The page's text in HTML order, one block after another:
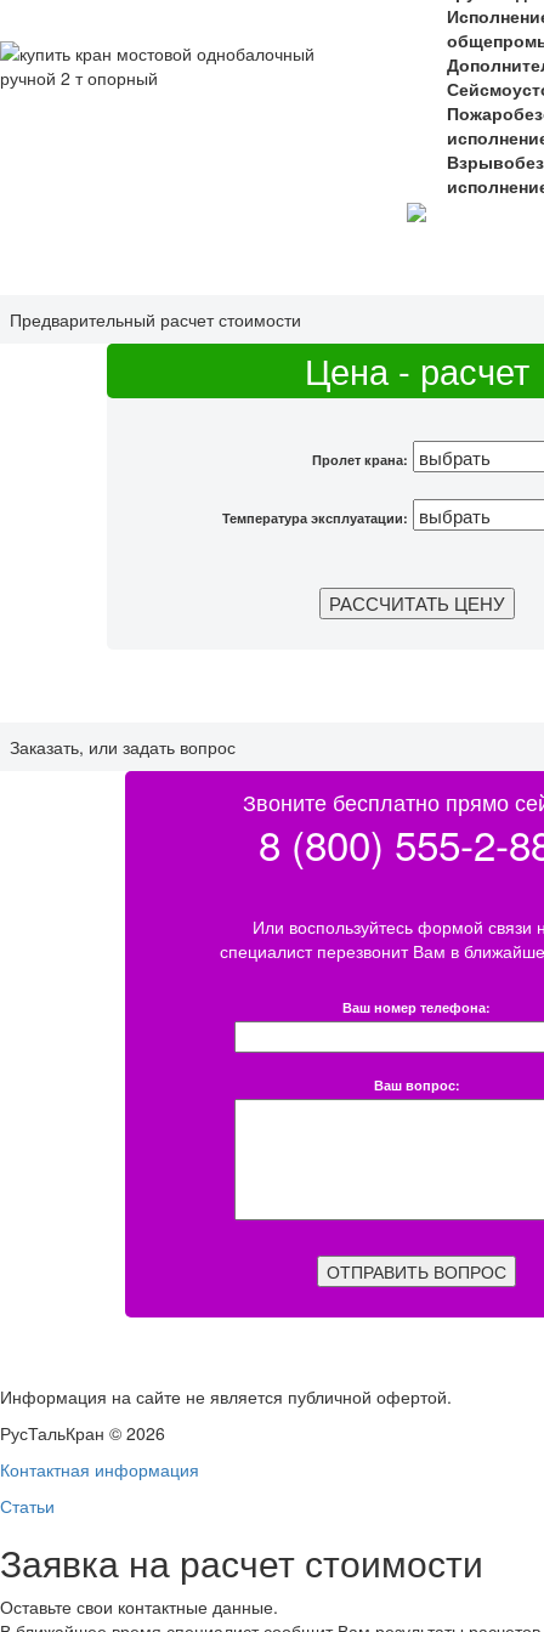
Предварительный расчет стоимости
Цена - расчет
Пролет крана:
Температура эксплуатации:
Заказать, или задать вопрос
Звоните бесплатно прямо
8 (800) 555-2-
Или воспользуйтесь формой связи
специалист перезвонит Вам в
Ваш номер телефона:
Ваш вопрос:
ОТПРАВИТЬ ВОПРОС
Информация на сайте не является публичной офертой.
РусТальКран © 2026
Контактная информация
Статьи
Заявка на расчет стоимости
Оставьте свои контактные данные.